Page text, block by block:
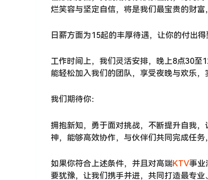
烂笑容与坚定自信，将是我们最宝贵的财富
日薪方面为15起的丰厚待遇，让你的付出
工作时间上，我们灵活安排，晚上8点30至
能轻松加入我们的团队，享受夜晚与欢乐，
我们期待你：
拥抱新知，勇于面对挑战，不断提升自我
神，能够高效协作，与伙伴们共同完成任
如果你符合上述条件，并且对高端KTV事业
要犹豫，让我们携手并进，共同打造最专